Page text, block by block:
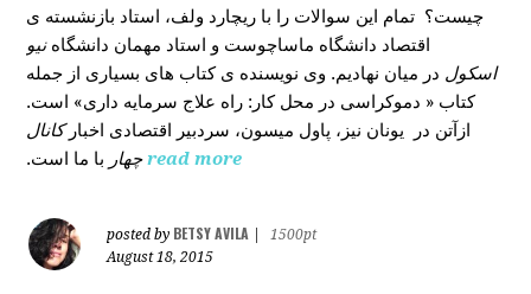
چیست؟ تمام این سوالات را با ریچارد ولف، استاد بازنشسته ی
اقتصاد دانشگاه ماساچوست و استاد مهمان دانشگاهنیو
اسکول در میان نهادیم. وی نویسنده ی کتاب های بسیاری از جمله
کتاب « دموکراسی در محل کار: راه علاج سرمایه داری» است.
ازآتن در یونان نیز، پاول میسون، سردبیر اقتصادی اخبارکانال
چهار با ما است. read more
posted by BETSY AVILA
1500pt
August 18, 2015